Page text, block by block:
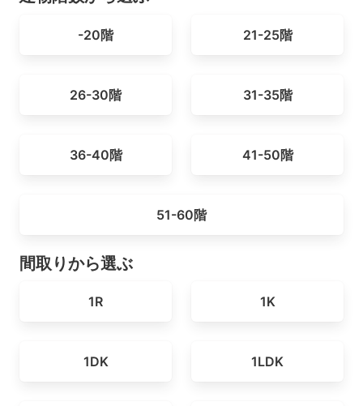
-20階 21-25階
26-30階 31-35階
36-40階 41-50階
51-60階
間取りから選ぶ
1R 1K
1DK 1LDK